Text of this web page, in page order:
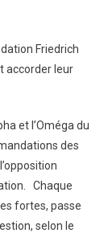
Friedrich
accorder leur
et l’Oméga du
des
Chaque
fortes, passe
selon le